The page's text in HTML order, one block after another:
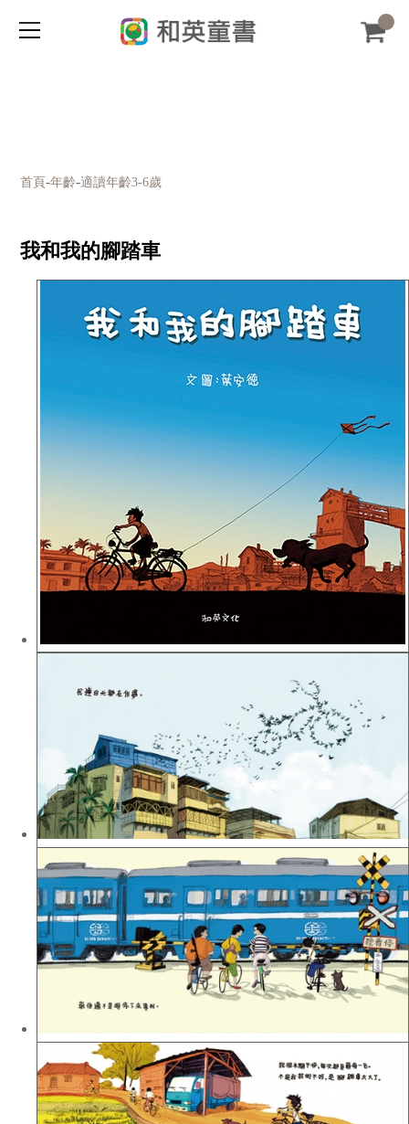
首頁-年齡-適讀年齡3-6歲
我和我的腳踏車